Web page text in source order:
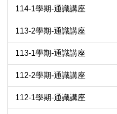
114-1學期-通識講座
113-2學期-通識講座
113-1學期-通識講座
112-2學期-通識講座
112-1學期-通識講座